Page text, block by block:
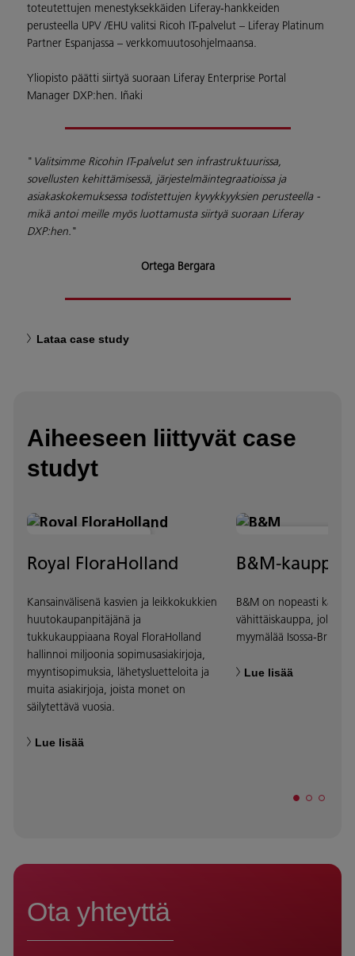
toteutettujen menestyksekkäiden Liferay-hankkeiden
perusteella UPV /EHU valitsi Ricoh IT-palvelut – Liferay Platinum
Partner Espanjassa – verkkomuutosohjelmaansa.
Yliopisto päätti siirtyä suoraan Liferay Enterprise Portal
Manager DXP:hen. Iñaki
" Valitsimme Ricohin IT-palvelut sen infrastruktuurissa,
sovellusten kehittämisessä, järjestelmäintegraatioissa ja
asiakaskokemuksessa todistettujen kyvykkyyksien perusteella -
mikä antoi meille myös luottamusta siirtyä suoraan Liferay
DXP:hen."
Ortega Bergara
Lataa case study
Aiheeseen liittyvät case
studyt
Royal FloraHolland
Kansainvälisenä kasvien ja leikkokukkien
huutokaupanpitäjänä ja
tukkukauppiaana Royal FloraHolland
hallinnoi miljoonia sopimusasiakirjoja,
myyntisopimuksia, lähetysluetteloita ja
muita asiakirjoja, joista monet on
säilytettävä vuosia.
Lue lisää
B&M-
B&M on nopeasti
vähittäiskauppa, jolla
myymälää Isossa-
Lue lisää
Ota yhteyttä